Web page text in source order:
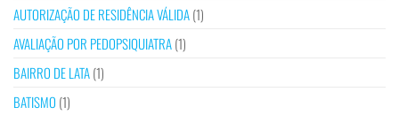
AUTORIZAÇÃO DE RESIDÊNCIA VÁLIDA(1)
AVALIAÇÃO POR PEDOPSIQUIATRA(1)
BAIRRO DE LATA(1)
BATISMO (1)